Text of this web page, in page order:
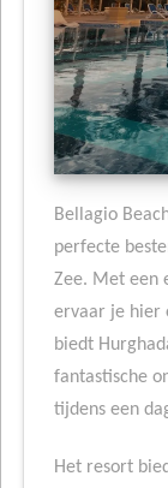
Bellagio
perfecte
Zee. Met een
ervaar je hier
biedt
fantastische
tijdens een
Het resort